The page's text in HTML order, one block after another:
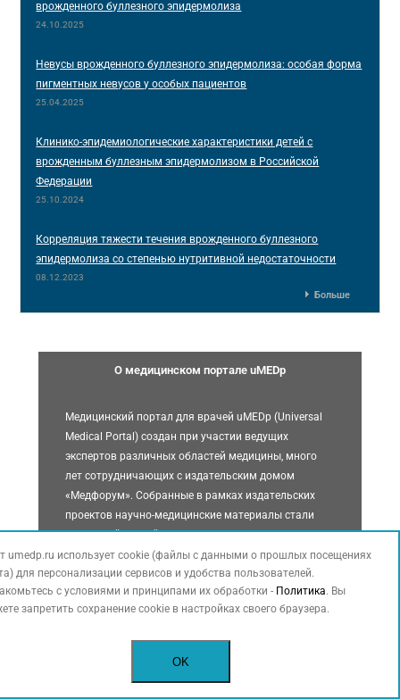
врожденного буллезного эпидермолиза
24.10.2025
Невусы врожденного буллезного эпидермолиза: особая форма
пигментных невусов у особых пациентов
25.04.2025
Клинико-эпидемиологические характеристики детей с
врожденным буллезным эпидермолизом в Российской
Федерации
25.10.2024
Корреляция тяжести течения врожденного буллезного
эпидермолиза со степенью нутритивной недостаточности
08.12.2023
Больше
О медицинском портале uMEDp
Медицинский портал для врачей uMEDp (Universal
Medical Portal) создан при участии ведущих
экспертов различных областей медицины, много
лет сотрудничающих с издательским домом
«Медфорум». Собранные в рамках издательских
проектов научно-медицинские материалы стали
отправной точкой в развитии сетевого ресурса.
Информация на сайте uMEDp носит научный,
справочный характер,
предназначена исключительно для специалистов
umedp.ru использует cookie (файлы с данными о прошлых посещениях
для персонализации сервисов и удобства пользователей.
с условиями и принципами их обработки - Политика. Вы
запретить сохранение cookie в настройках своего браузера.
OK